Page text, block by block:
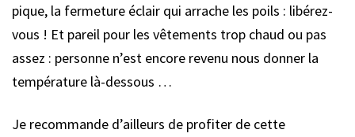
pique, la fermeture éclair qui arrache les poils : libérez-
vous ! Et pareil pour les vêtements trop chaud ou pas
assez : personne n’est encore revenu nous donner la
température là-dessous …
Je recommande d’ailleurs de profiter de cette